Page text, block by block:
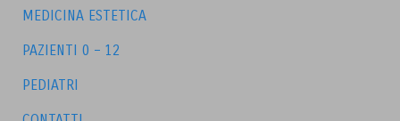
MEDICINA ESTETICA
PAZIENTI 0 – 12
PEDIATRI